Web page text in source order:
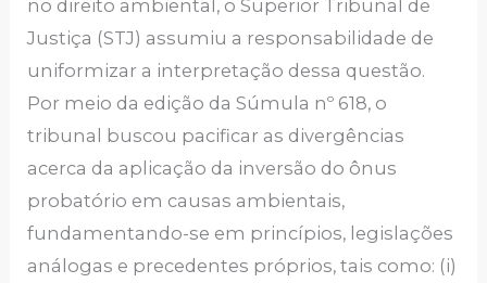
no direito ambiental, o Superior Tribunal de
Justiça (STJ) assumiu a responsabilidade de
uniformizar a interpretação dessa questão.
Por meio da edição da Súmula nº 618, o
tribunal buscou pacificar as divergências
acerca da aplicação da inversão do ônus
probatório em causas ambientais,
fundamentando-se em princípios, legislações
análogas e precedentes próprios, tais como: (i)